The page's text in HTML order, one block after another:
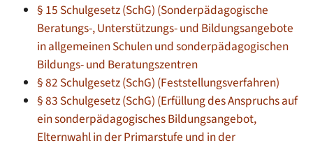
§ 15 Schulgesetz (SchG) (Sonderpädagogische
Beratungs-, Unterstützungs- und Bildungsangebote
in allgemeinen Schulen und sonderpädagogischen
Bildungs- und Beratungszentren
§ 82 Schulgesetz (SchG) (Feststellungsverfahren)
§ 83 Schulgesetz (SchG) (Erfüllung des Anspruchs auf
ein sonderpädagogisches Bildungsangebot,
Elternwahl in der Primarstufe und in der